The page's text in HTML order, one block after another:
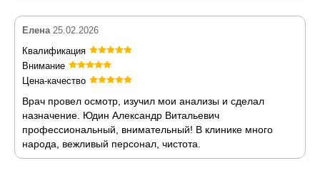
Елена 25.02.2026
Квалификация
Внимание
Цена-качество
Врач провел осмотр, изучил мои анализы и сделал
назначение. Юдин Александр Витальевич
профессиональный, внимательный! В клинике много
народа, вежливый персонал, чистота.